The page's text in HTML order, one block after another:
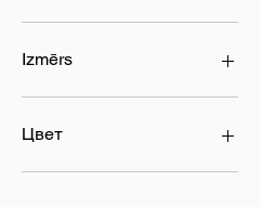
Izmērs
35-38
39-42
Цвет
bordo